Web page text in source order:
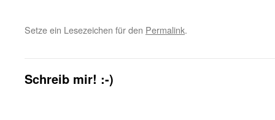
Setze ein Lesezeichen für den Permalink.
Schreib mir! :-)